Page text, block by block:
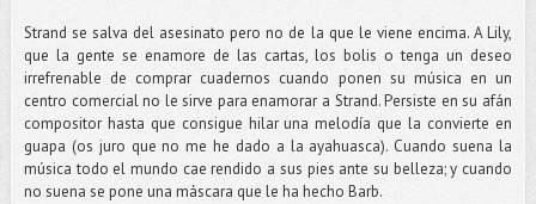
Strand se salva del asesinato pero no de la que le viene encima. A Lily,
que la gente se enamore de las cartas, los bolis o tenga un deseo
irrefrenable de comprar cuadernos cuando ponen su música en un
centro comercial no le sirve para enamorar a Strand. Persiste en su afán
compositor hasta que consigue hilar una melodía que la convierte en
guapa (os juro que no me he dado a la ayahuasca). Cuando suena la
música todo el mundo cae rendido a sus pies ante su belleza; y cuando
no suena se pone una máscara que le ha hecho Barb.